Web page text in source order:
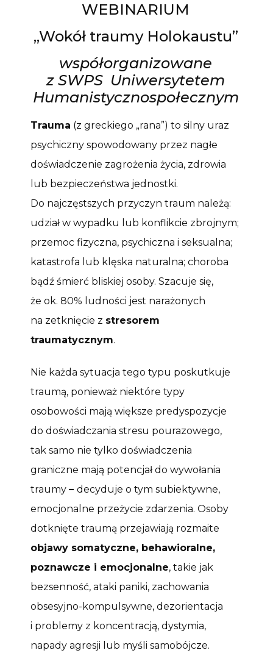
WEBINARIUM
„Wokół traumy Holokaustu”
współorganizowane
z SWPS Uniwersytetem
Humanistycznospołecznym
Trauma (z greckiego „rana”) to silny uraz
psychiczny spowodowany przez nagłe
doświadczenie zagrożenia życia, zdrowia
lub bezpieczeństwa jednostki.
Do najczęstszych przyczyn traum należą:
udział w wypadku lub konflikcie zbrojnym;
przemoc fizyczna, psychiczna i seksualna;
katastrofa lub klęska naturalna; choroba
bądź śmierć bliskiej osoby. Szacuje się,
że ok. 80% ludności jest narażonych
na zetknięcie z stresorem
traumatycznym.
Nie każda sytuacja tego typu poskutkuje
traumą, ponieważ niektóre typy
osobowości mają większe predyspozycje
do doświadczania stresu pourazowego,
tak samo nie tylko doświadczenia
graniczne mają potencjał do wywołania
traumy – decyduje o tym subiektywne,
emocjonalne przeżycie zdarzenia. Osoby
dotknięte traumą przejawiają rozmaite
objawy somatyczne, behawioralne,
poznawcze i emocjonalne, takie jak
bezsenność, ataki paniki, zachowania
obsesyjno-kompulsywne, dezorientacja
i problemy z koncentracją, dystymia,
napady agresji lub myśli samobójcze.